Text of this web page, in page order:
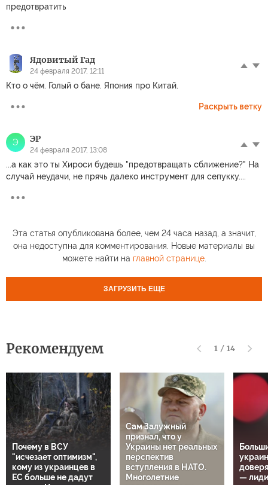
предотвратить
Ядовитый Гад
24 февраля 2017, 12:11
Кто о чём. Голый о бане. Япония про Китай.
Раскрыть ветку
Э ЭР
24 февраля 2017, 13:08
...а как это ты Хироси будешь "предотвращать сближение?" На
случай неудачи, не прячь далеко инструмент для сепукку....
Эта статья опубликована более, чем 24 часа назад, а значит,
она недоступна для комментирования. Новые материалы вы
можете найти на главной странице.
ЗАГРУЗИТЬ ЕЩЕ
Рекомендуем 1 / 14
Почему в ВСУ
"исчезает оптимизм",
кому из украинцев в
ЕС больше не дадут
Сам Залужный
признал, что у
Украины нет реальных
перспектив
вступления в НАТО.
Многолетние
—